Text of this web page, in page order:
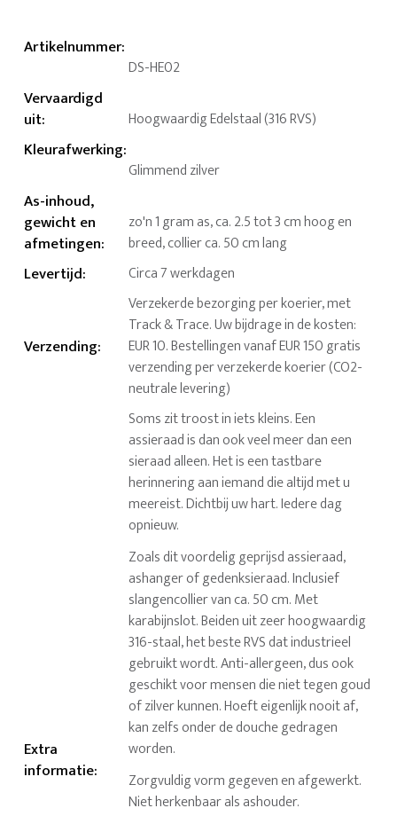
Artikelnummer:
DS-HE02
Vervaardigd
uit: Hoogwaardig Edelstaal (316 RVS)
Kleurafwerking:
Glimmend zilver
As-inhoud,
gewicht en
afmetingen:
zo'n 1 gram as, ca. 2.5 tot 3 cm hoog en
breed, collier ca. 50 cm lang
Levertijd: Circa 7 werkdagen
Verzending:
Verzekerde bezorging per koerier, met
Track & Trace. Uw bijdrage in de kosten:
EUR 10. Bestellingen vanaf EUR 150 gratis
verzending per verzekerde koerier (CO2-
neutrale levering)
Extra
informatie:
Soms zit troost in iets kleins. Een
assieraad is dan ook veel meer dan een
sieraad alleen. Het is een tastbare
herinnering aan iemand die altijd met u
meereist. Dichtbij uw hart. Iedere dag
opnieuw.
Zoals dit voordelig geprijsd assieraad,
ashanger of gedenksieraad. Inclusief
slangencollier van ca. 50 cm. Met
karabijnslot. Beiden uit zeer hoogwaardig
316-staal, het beste RVS dat industrieel
gebruikt wordt. Anti-allergeen, dus ook
geschikt voor mensen die niet tegen goud
of zilver kunnen. Hoeft eigenlijk nooit af,
kan zelfs onder de douche gedragen
worden.
Zorgvuldig vorm gegeven en afgewerkt.
Niet herkenbaar als ashouder.